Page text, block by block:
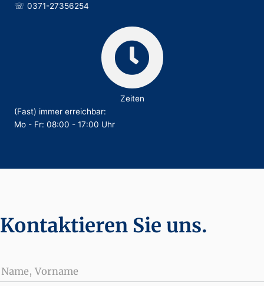
☏ 0371-27356254
Zeiten
(Fast) immer erreichbar:
Mo - Fr: 08:00 - 17:00 Uhr
Kontaktieren Sie uns.
Name, Vorname